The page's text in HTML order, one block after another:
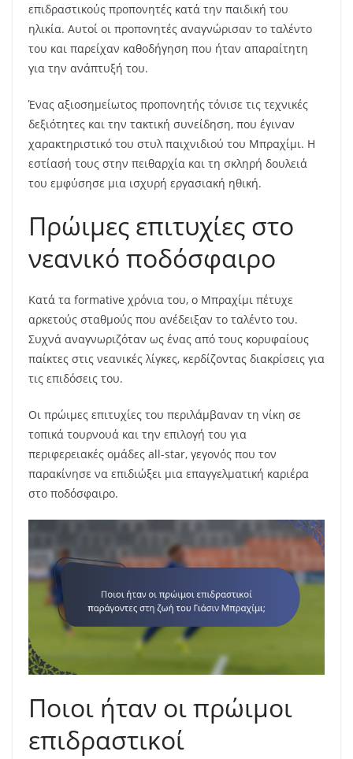
επιδραστικούς προπονητές κατά την παιδική του
ηλικία. Αυτοί οι προπονητές αναγνώρισαν το ταλέντο
του και παρείχαν καθοδήγηση που ήταν απαραίτητη
για την ανάπτυξή του.
Ένας αξιοσημείωτος προπονητής τόνισε τις τεχνικές
δεξιότητες και την τακτική συνείδηση, που έγιναν
χαρακτηριστικό του στυλ παιχνιδιού του Μπραχίμι. Η
εστίασή τους στην πειθαρχία και τη σκληρή δουλειά
του εμφύσησε μια ισχυρή εργασιακή ηθική.
Πρώιμες επιτυχίες στο
νεανικό ποδόσφαιρο
Κατά τα formative χρόνια του, ο Μπραχίμι πέτυχε
αρκετούς σταθμούς που ανέδειξαν το ταλέντο του.
Συχνά αναγνωριζόταν ως ένας από τους κορυφαίους
παίκτες στις νεανικές λίγκες, κερδίζοντας διακρίσεις για
τις επιδόσεις του.
Οι πρώιμες επιτυχίες του περιλάμβαναν τη νίκη σε
τοπικά τουρνουά και την επιλογή του για
περιφερειακές ομάδες all-star, γεγονός που τον
παρακίνησε να επιδιώξει μια επαγγελματική καριέρα
στο ποδόσφαιρο.
Ποιοι ήταν οι πρώιμοι
επιδραστικοί